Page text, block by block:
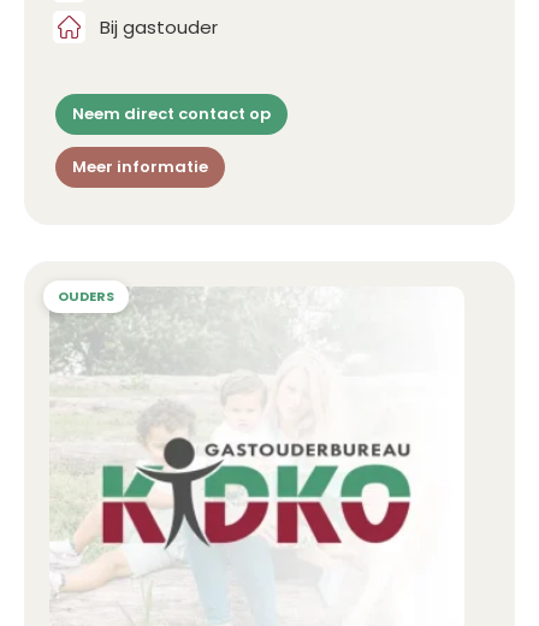
Bij gastouder
Neem direct contact op
Meer informatie